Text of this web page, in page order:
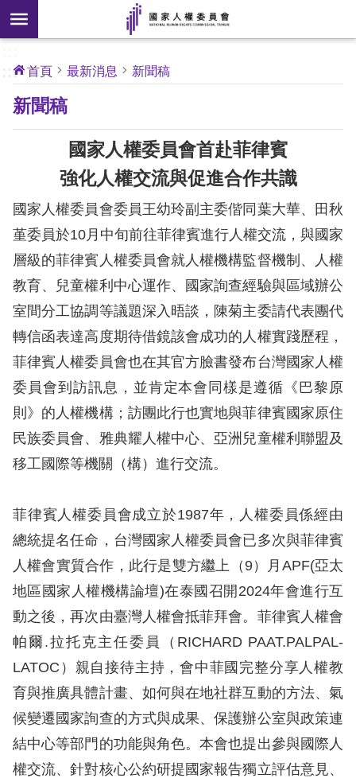
前往主要內容區塊
搜
尋
開
新
核
心
人
權
於
本
會
最
新
消
息
人
權
業
務
核
心
人
權
公
約
情
申
訴
人
:::
首頁 最新消息 新聞稿
新聞稿
國家人權委員會首赴菲律賓
強化人權交流與促進合作共識
國家人權委員會委員王幼玲副主委偕同葉大華、田秋
堇委員於10月中旬前往菲律賓進行人權交流，與國家
層級的菲律賓人權委員會就人權機構監督機制、人權
教育、兒童權利中心運作、國家詢查經驗與區域辦公
室間分工協調等議題深入晤談，陳菊主委請代表團代
轉信函表達高度期待借鏡該會成功的人權實踐歷程，
菲律賓人權委員會也在其官方臉書發布台灣國家人權
委員會到訪訊息，並肯定本會同樣是遵循《巴黎原
則》的人權機構；訪團此行也實地與菲律賓國家原住
民族委員會、雅典耀人權中心、亞洲兒童權利聯盟及
移工國際等機關（構）進行交流。
菲律賓人權委員會成立於1987年，人權委員係經由
總統提名任命，台灣國家人權委員會已多次與菲律賓
人權會實質合作，此行是雙方繼上（9）月APF(亞太
地區國家人權機構論壇)在泰國召開2024年會進行互
動之後，再次由臺灣人權會抵菲拜會。菲律賓人權會
帕爾.拉托克主任委員（RICHARD PAAT.PALPAL-
LATOC）親自接待主持，會中菲國完整分享人權教
育與推廣具體計畫、如何與在地社群互動的方法、氣
候變遷國家詢查的方式與成果、保護辦公室與政策連
結中心等部門的功能與角色。本會也提出參與國際人
權交流、針對核心公約研提國家報告獨立評估意見、